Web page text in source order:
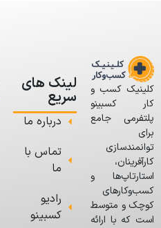
کلینیک کسب و
کار کسبینو
پلتفرمی جامع
برای
توانمندسازی
کارآفرینان،
استارتاپ‌ها و
کسب‌وکارهای
کوچک و متوسط
است که با ارائه
لینک های
سریع
درباره ما
تماس با
ما
رادیو
کسبینو